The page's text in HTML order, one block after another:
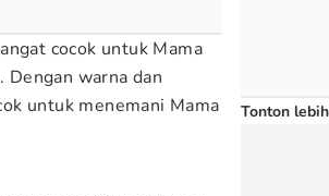
cocok untuk Mama
Dengan warna dan
untuk menemani Mama
Tonton